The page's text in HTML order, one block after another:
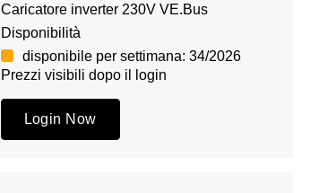
Caricatore inverter 230V VE.Bus
Disponibilità
disponibile per settimana: 34/2026
Prezzi visibili dopo il login
Login Now